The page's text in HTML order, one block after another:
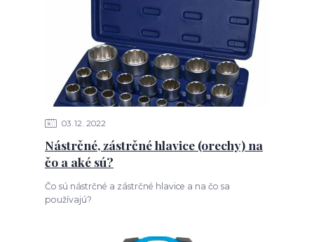
03 12 2022
Nástrčné, zástrčné hlavice (orechy) na
čo a aké sú?
Čo sú nástrčné a zástrčné hlavice a na čo sa
používajú?